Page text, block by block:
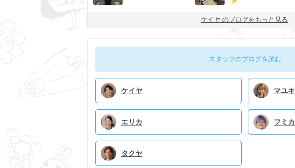
ケイヤ のブログをもっと見る
スタッフのブログを読む
ケイヤ マユキ
エリカ フミカ
タクヤ